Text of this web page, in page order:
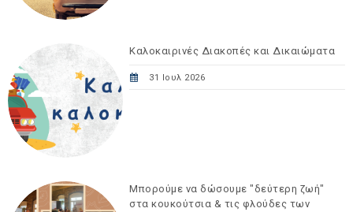
Καλοκαιρινές Διακοπές και Δικαιώματα
31 Ιουλ 2026
Μπορούμε να δώσουμε "δεύτερη ζωή"
στα κουκούτσια & τις φλούδες των